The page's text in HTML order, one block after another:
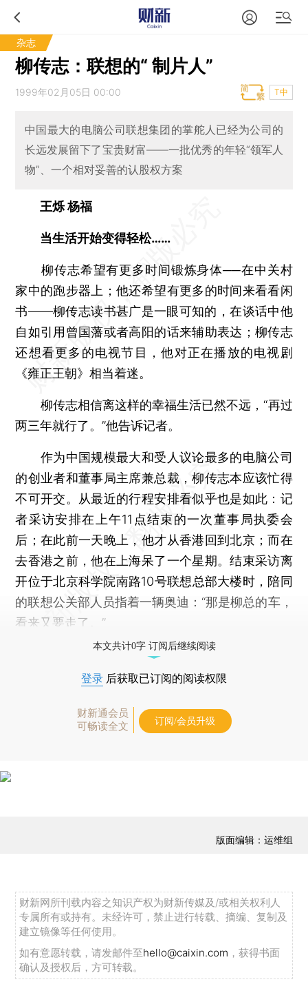
杂志
柳传志：联想的“ 制片人”
1999年02月05日 00:00 T中
中国最大的电脑公司联想集团的掌舵人已经为公司的
长远发展留下了宝贵财富——一批优秀的年轻“领军人
物”、一个相对妥善的认股权方案
王烁 杨福
当生活开始变得轻松……
柳传志希望有更多时间锻炼身体──在中关村
家中的跑步器上；他还希望有更多的时间来看看闲
书——柳传志读书甚广是一眼可知的，在谈话中他
自如引用曾国藩或者高阳的话来辅助表达；柳传志
还想看更多的电视节目，他对正在播放的电视剧
《雍正王朝》相当着迷。
柳传志相信离这样的幸福生活已然不远，“再过
两三年就行了。”他告诉记者。
作为中国规模最大和受人议论最多的电脑公司
的创业者和董事局主席兼总裁，柳传志本应该忙得
不可开交。从最近的行程安排看似乎也是如此：记
者采访安排在上午11点结束的一次董事局执委会
后；在此前一天晚上，他才从香港回到北京；而在
去香港之前，他在上海呆了一个星期。结束采访离
开位于北京科学院南路10号联想总部大楼时，陪同
的联想公关部人员指着一辆奥迪：“那是柳总的车，
看来又要走了。”
本文共计0字 订阅后继续阅读
登录 后获取已订阅的阅读权限
财新通会员
可畅读全文
订阅/会员升级
版面编辑：运维组
财新网所刊载内容之知识产权为财新传媒及/或相关权利人
专属所有或持有。未经许可，禁止进行转载、摘编、复制及
建立镜像等任何使用。
如有意愿转载，请发邮件至hello@caixin.com ，获得书面
确认及授权后，方可转载。